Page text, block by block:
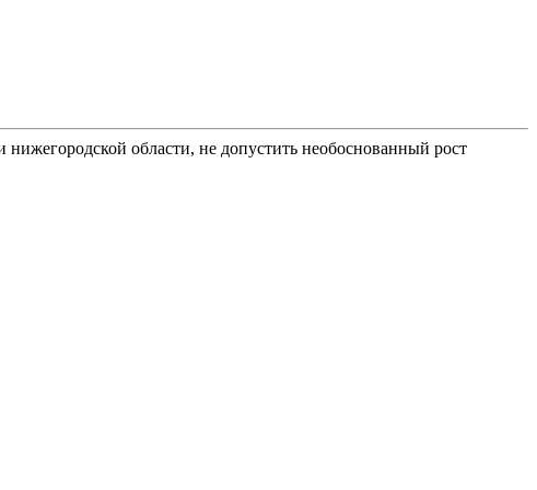
нижегородской области, не допустить необоснованный рост